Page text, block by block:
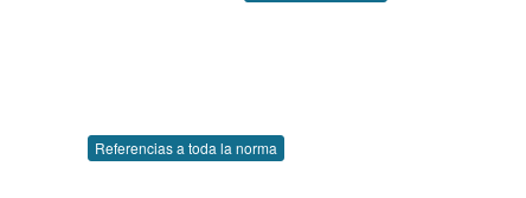
Referencias a toda la norma